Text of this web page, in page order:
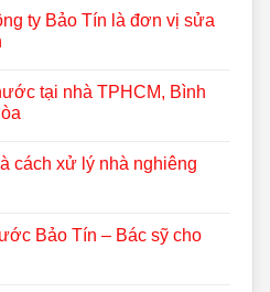
ty Bảo Tín là đơn vị sửa
tại nhà TPHCM, Bình
cách xử lý nhà nghiêng
Bảo Tín – Bác sỹ cho